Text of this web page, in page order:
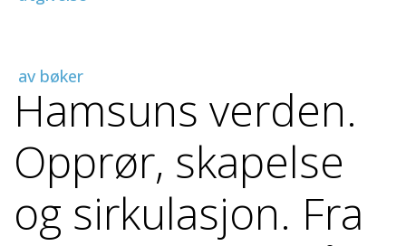
Hamsuns verden.
Opprør, skapelse
og sirkulasjon. Fra